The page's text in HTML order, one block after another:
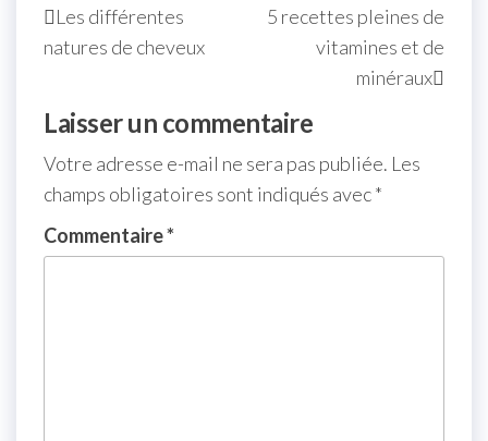
Les différentes
natures de cheveux
5 recettes pleines de
vitamines et de
minéraux
Laisser un commentaire
Votre adresse e-mail ne sera pas publiée. Les
champs obligatoires sont indiqués avec*
Commentaire*